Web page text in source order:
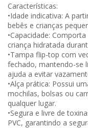
Características:
•Idade indicativa: A
bebês e crianças
•Capacidade:
criança hidratada
•Tampa flip-top com
fechado, mantendo-se
ajuda a evitar
•Alça prática: Possui
mochilas, bolsas ou
qualquer lugar.
•Segura e livre de
PVC, garantindo a